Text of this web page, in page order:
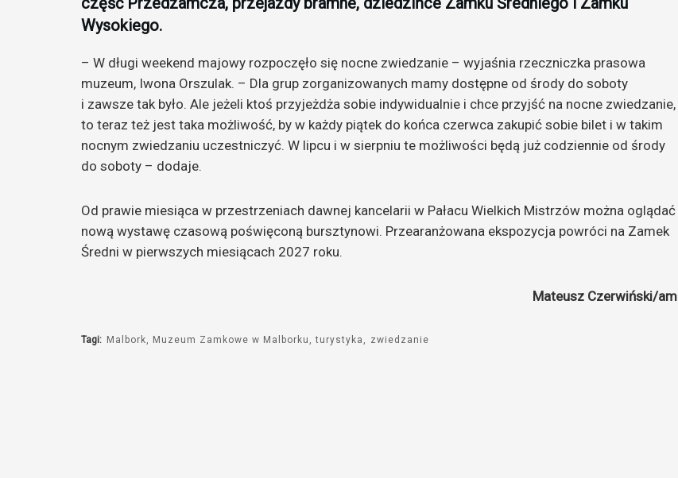
Wysokiego.
– W długi weekend majowy rozpoczęło się nocne zwiedzanie – wyjaśnia rzeczniczka prasowa
muzeum, Iwona Orszulak. – Dla grup zorganizowanych mamy dostępne od środy do soboty
i zawsze tak było. Ale jeżeli ktoś przyjeżdża sobie indywidualnie i chce przyjść na nocne zwiedzanie,
to teraz też jest taka możliwość, by w każdy piątek do końca czerwca zakupić sobie bilet i w takim
nocnym zwiedzaniu uczestniczyć. W lipcu i w sierpniu te możliwości będą już codziennie od środy
do soboty – dodaje.
Od prawie miesiąca w przestrzeniach dawnej kancelarii w Pałacu Wielkich Mistrzów można oglądać
nową wystawę czasową poświęconą bursztynowi. Przearanżowana ekspozycja powróci na Zamek
Średni w pierwszych miesiącach 2027 roku.
Mateusz Czerwiński/am
Tagi: Malbork Muzeum Zamkowe w Malborku turystyka zwiedzanie